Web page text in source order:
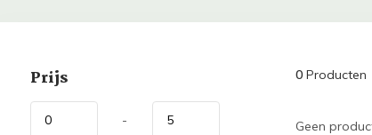
Prijs
-
0Producten
Geen